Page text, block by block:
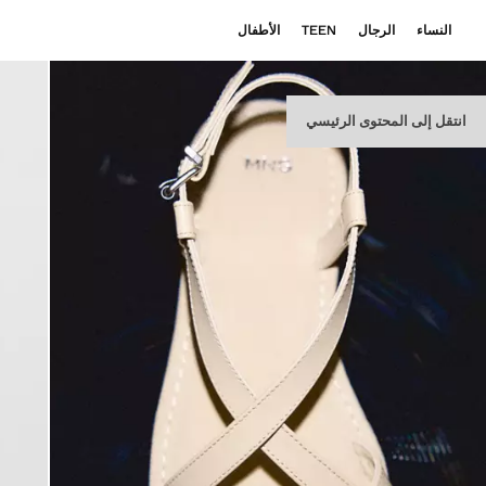
انتقل إلى المحتوى الرئيسي
النساء الرجال TEEN الأطفال